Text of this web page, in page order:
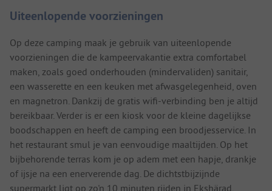
Uiteenlopende voorzieningen
Op deze camping maak je gebruik van uiteenlopende
voorzieningen die de kampeervakantie extra comfortabel
maken, zoals goed onderhouden (mindervaliden) sanitair,
een wasserette en een keuken met afwasgelegenheid, oven
en magnetron. Dankzij de gratis wifi-verbinding ben je altijd
bereikbaar. Verder is er een kiosk voor de kleine dagelijkse
boodschappen en heeft de camping een broodjesservice. In
het restaurant smul je van eenvoudige maaltijden. Op het
bijbehorende terras kom je op adem met een hapje, drankje
of ijsje na een enerverende dag. De dichtstbijzijnde
supermarkt ligt op zo'n 10 minuten rijden in Ekshärad.